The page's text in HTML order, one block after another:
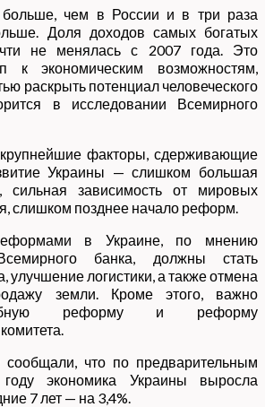
больше, чем в России и в три раза
Доля доходов самых богатых
не менялась с 2007 года. Это
к экономическим возможностям,
раскрыть потенциал человеческого
в исследовании Всемирного
факторы, сдерживающие
Украины — слишком большая
сильная зависимость от мировых
слишком позднее начало реформ.
в Украине, по мнению
банка, должны стать
улучшение логистики, а также отмена
земли. Кроме этого, важно
реформу и реформу
что по предварительным
экономика Украины выросла
7 лет — на 3,4%.